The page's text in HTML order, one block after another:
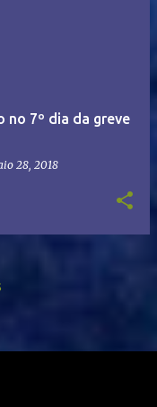
no 7º dia da greve
28, 2018